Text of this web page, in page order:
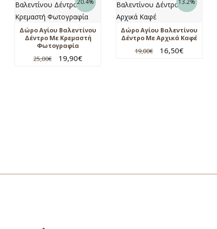
Δώρο Αγίου Βαλεντίνου
Δέντρο Με Κρεμαστή
Φωτογραφία
25,00€ 19,90€
Δώρο Αγίου Βαλεντίνου
Δέντρο Με Αρχικά Καφέ
19,00€ 16,50€